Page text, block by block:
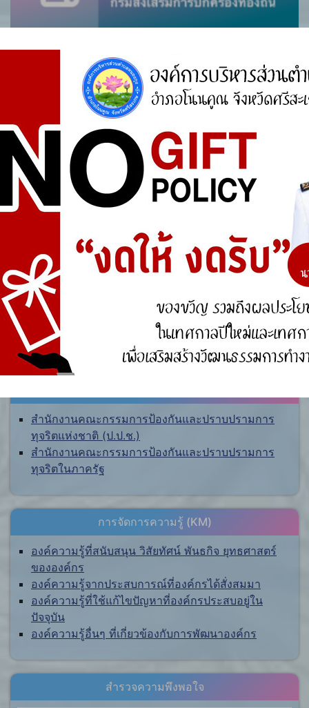
สำนักงานคณะกรรมการป้องกันและปราบปรามการ
ทุจริตแห่งชาติ (ป.ป.ช.)
สำนักงานคณะกรรมการป้องกันและปราบปรามการ
ทุจริตในภาครัฐ
การจัดการความรู้ (KM)
องค์ความรู้ที่สนับสนุน วิสัยทัศน์ พันธกิจ ยุทธศาสตร์
ขององค์กร
องค์ความรู้จากประสบการณ์ที่องค์กรได้สั่งสมมา
องค์ความรู้ที่ใช้แก้ไขปัญหาที่องค์กรประสบอยู่ใน
ปัจจุบัน
องค์ความรู้อื่นๆ ที่เกี่ยวข้องกับการพัฒนาองค์กร
สำรวจความพึงพอใจ